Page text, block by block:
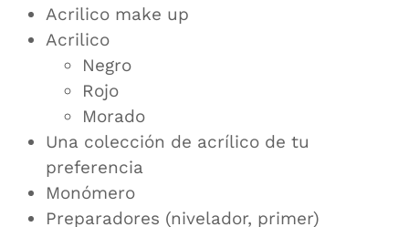
Acrilico make up
Acrilico
Negro
Rojo
Morado
Una colección de acrílico de tu
preferencia
Monómero
Preparadores (nivelador, primer)